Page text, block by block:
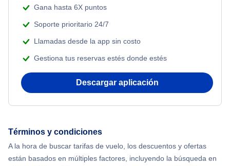
Gana hasta 6X puntos
Soporte prioritario 24/7
Llamadas desde la app sin costo
Gestiona tus reservas estés donde estés
Descargar aplicación
Términos y condiciones
A la hora de buscar tarifas de vuelo, los descuentos y ofertas
están basados en múltiples factores, incluyendo la búsqueda en